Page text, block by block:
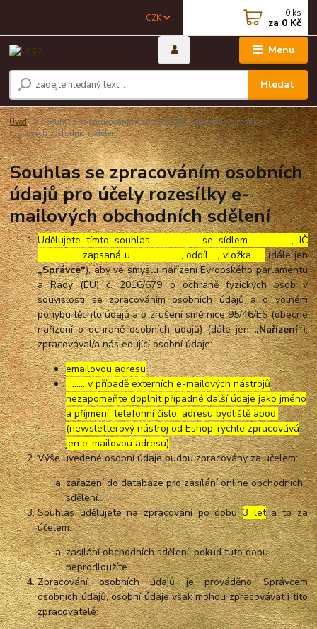
Menu
CZK
Hledat
0 ks
za 0 Kč
Úvod
Souhlas se zpracováním osobních údajů pro účely rozesílky e-
mailových obchodních sdělení
Souhlas se zpracováním osobních
údajů pro účely rozesílky e-
mailových obchodních sdělení
Udělujete tímto souhlas ……………..., se sídlem ………………, IČ
………………., zapsaná u ………………… , oddíl …, vložka …..(dále jen
„Správce“), aby ve smyslu nařízení Evropského parlamentu
a Rady (EU) č. 2016/679 o ochraně fyzických osob v
souvislosti se zpracováním osobních údajů a o volném
pohybu těchto údajů a o zrušení směrnice 95/46/ES (obecné
nařízení o ochraně osobních údajů) (dále jen„Nařízení“),
zpracovával/a následující osobní údaje:
emailovou adresu
……… v případě externích e-mailových nástrojů
nezapomeňte doplnit případné další údaje jako jméno
a příjmení; telefonní číslo; adresu bydliště apod.
(newsletterový nástroj od Eshop-rychle zpracovává
jen e-mailovou adresu)
Výše uvedené osobní údaje budou zpracovány za účelem:
zařazení do databáze pro zasílání online obchodních
sdělení.
Souhlas udělujete na zpracování po dobu3 leta to za
účelem:
zasílání obchodních sdělení, pokud tuto dobu
neprodloužíte
Zpracování osobních údajů je prováděno Správcem
osobních údajů, osobní údaje však mohou zpracovávat i tito
zpracovatelé: